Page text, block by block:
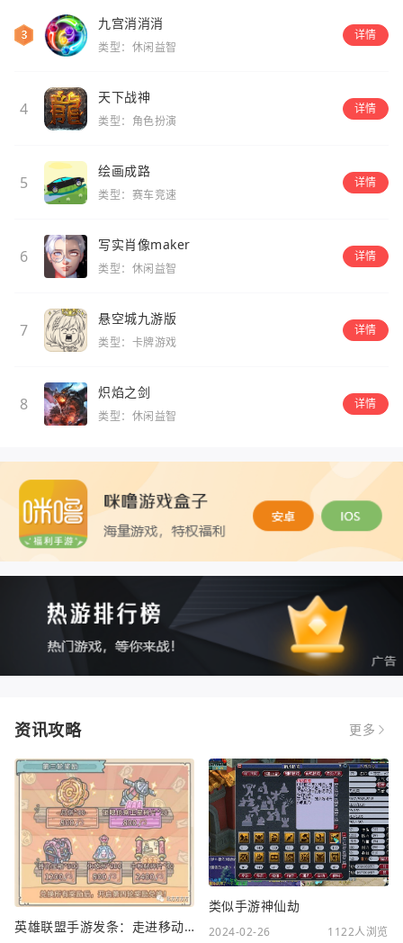
九宫消消消
类型：休闲益智
详情
4
天下战神
类型：角色扮演
详情
5
绘画成路
类型：赛车竞速
详情
6
写实肖像maker
类型：休闲益智
详情
7
悬空城九游版
类型：卡牌游戏
详情
8
炽焰之剑
类型：休闲益智
详情
资讯攻略 更多
英雄联盟手游发条：走进移动电竞新时代
类似手游神仙劫
2024-02-26 1122人浏览